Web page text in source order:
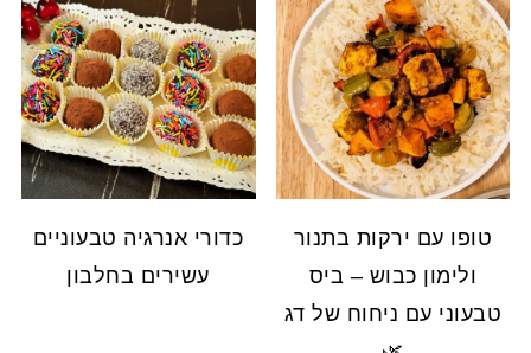
טופו עם ירקות בתנור
ולימון כבוש – ביס
טבעוני עם ניחוח של דג
כדורי אנרגיה טבעוניים
עשירים בחלבון